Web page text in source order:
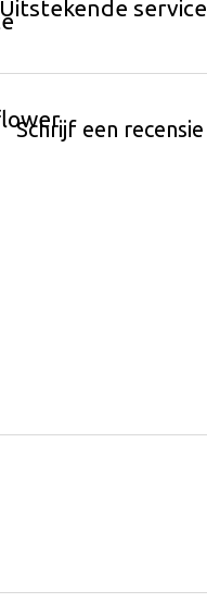
Uitstekende service
Schrijf een recensie